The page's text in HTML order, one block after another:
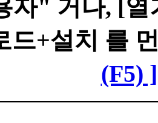
자" 거나, [
드+설치 를
(F5) ]